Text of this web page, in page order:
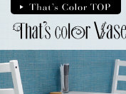
Skip
content